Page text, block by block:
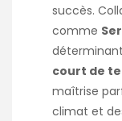
succès.
comme
court de
maîtrise
climat et